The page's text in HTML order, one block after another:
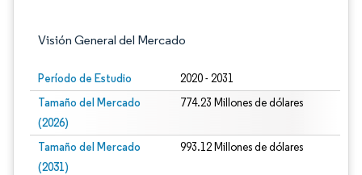
Visión General del Mercado
Período de Estudio 2020 - 2031
Tamaño del Mercado
(2026)
774.23 Millones de dólares
Tamaño del Mercado
(2031)
993.12 Millones de dólares